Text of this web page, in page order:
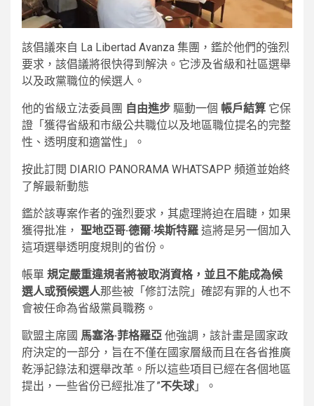
該倡議來自 La Libertad Avanza 集團，鑑於他們的強烈
要求，該倡議將很快得到解決。它涉及省級和社區選舉
以及政黨職位的候選人。
他的省級立法委員團 自由進步 驅動一個 帳戶結算 它保
證「獲得省級和市級公共職位以及地區職位提名的完整
性、透明度和適當性」。
按此訂閱 DIARIO PANORAMA WHATSAPP 頻道並始終
了解最新動態
鑑於該專案作者的強烈要求，其處理將迫在眉睫，如果
獲得批准， 聖地亞哥·德爾·埃斯特羅 這將是另一個加入
這項選舉透明度規則的省份。
帳單 規定嚴重違規者將被取消資格，並且不能成為候
選人或預候選人那些被「修訂法院」確認有罪的人也不
會被任命為省級黨員職務。
歐盟主席國 馬塞洛·菲格羅亞 他強調，該計畫是國家政
府決定的一部分，旨在不僅在國家層級而且在各省推廣
乾淨記錄法和選舉改革。所以這些項目已經在各個地區
提出，一些省份已經批准了”不失球」。